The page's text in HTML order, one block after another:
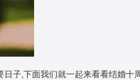
子,下面我们就一起来看看结婚十